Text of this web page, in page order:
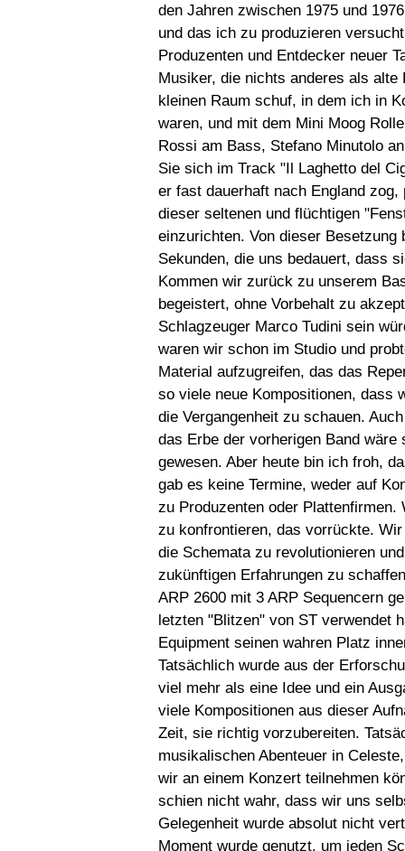
den Jahren zwischen 1975 und
und das ich zu produzieren
Produzenten und Entdecker neuer
Musiker, die nichts anderes als
kleinen Raum schuf, in dem ich in
waren, und mit dem Mini Moog
Rossi am Bass, Stefano Minutolo
Sie sich im Track "Il Laghetto del
er fast dauerhaft nach England
dieser seltenen und flüchtigen
einzurichten. Von dieser Besetzung
Sekunden, die uns bedauert, dass
Kommen wir zurück zu unserem
begeistert, ohne Vorbehalt zu
Schlagzeuger Marco Tudini sein
waren wir schon im Studio und
Material aufzugreifen, das das
so viele neue Kompositionen, dass
die Vergangenheit zu schauen.
das Erbe der vorherigen Band
gewesen. Aber heute bin ich froh,
gab es keine Termine, weder auf
zu Produzenten oder
zu konfrontieren, das vorrückte.
die Schemata zu revolutionieren
zukünftigen Erfahrungen zu
ARP 2600 mit 3 ARP Sequencern
letzten "Blitzen" von ST verwendet
Equipment seinen wahren Platz
Tatsächlich wurde aus der
viel mehr als eine Idee und ein
viele Kompositionen aus dieser
Zeit, sie richtig vorzubereiten.
musikalischen Abenteuer in
wir an einem Konzert teilnehmen
schien nicht wahr, dass wir uns
Gelegenheit wurde absolut nicht
Moment wurde genutzt, um jeden